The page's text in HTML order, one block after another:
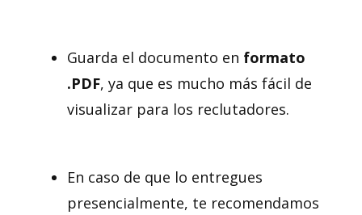
Guarda el documento en formato
.PDF, ya que es mucho más fácil de
visualizar para los reclutadores.
En caso de que lo entregues
presencialmente, te recomendamos